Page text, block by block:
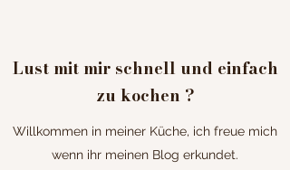
Lust mit mir schnell und einfach
zu kochen ?
Willkommen in meiner Küche, ich freue mich
wenn ihr meinen Blog erkundet.